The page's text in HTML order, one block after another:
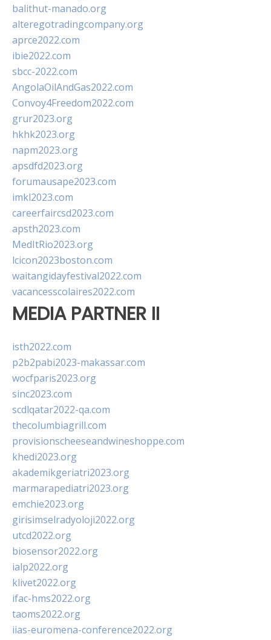
balithut-manado.org
alteregotradingcompany.org
aprce2022.com
ibie2022.com
sbcc-2022.com
AngolaOilAndGas2022.com
Convoy4Freedom2022.com
grur2023.org
hkhk2023.org
napm2023.org
apsdfd2023.org
forumausape2023.com
imkl2023.com
careerfaircsd2023.com
apsth2023.com
MedItRio2023.org
lcicon2023boston.com
waitangidayfestival2022.com
vacancesscolaires2022.com
MEDIA PARTNER II
isth2022.com
p2b2pabi2023-makassar.com
wocfparis2023.org
sinc2023.com
scdlqatar2022-qa.com
thecolumbiagrill.com
provisionscheeseandwineshoppe.com
khedi2023.org
akademikgeriatri2023.org
marmarapediatri2023.org
emchie2023.org
girisimselradyoloji2022.org
utcd2022.org
biosensor2022.org
ialp2022.org
klivet2022.org
ifac-hms2022.org
taoms2022.org
iias-euromena-conference2022.org